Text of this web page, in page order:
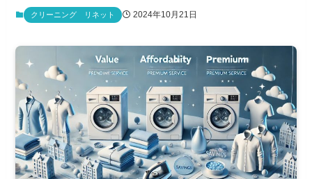
クリーニング リネット 2024年10月21日